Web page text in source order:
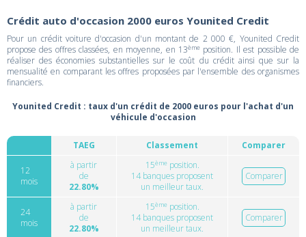
Crédit auto d'occasion 2000 euros Younited Credit
Pour un crédit voiture d'occasion d'un montant de 2 000 €, Younited Credit
propose des offres classées, en moyenne, en 13èmeposition. Il est possible de
réaliser des économies substantielles sur le coût du crédit ainsi que sur la
mensualité en comparant les offres proposées par l'ensemble des organismes
financiers.
Younited Credit : taux d'un crédit de 2000 euros pour l'achat d'un
véhicule d'occasion
TAEG Classement Comparer
12
mois
à partir
de
22.80%
15èmeposition.
14 banques proposent
un meilleur taux.
Comparer
24
mois
à partir
de
22.80%
15èmeposition.
14 banques proposent
un meilleur taux.
Comparer